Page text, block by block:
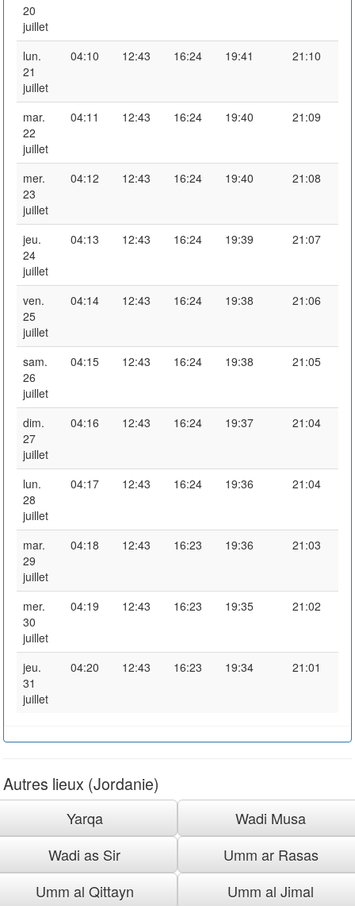
20
juillet
lun.
21
juillet
04:10 12:43 16:24 19:41 21:10
mar.
22
juillet
04:11 12:43 16:24 19:40 21:09
mer.
23
juillet
04:12 12:43 16:24 19:40 21:08
jeu.
24
juillet
04:13 12:43 16:24 19:39 21:07
ven.
25
juillet
04:14 12:43 16:24 19:38 21:06
sam.
26
juillet
04:15 12:43 16:24 19:38 21:05
dim.
27
juillet
04:16 12:43 16:24 19:37 21:04
lun.
28
juillet
04:17 12:43 16:24 19:36 21:04
mar.
29
juillet
04:18 12:43 16:23 19:36 21:03
mer.
30
juillet
04:19 12:43 16:23 19:35 21:02
jeu.
31
juillet
04:20 12:43 16:23 19:34 21:01
Autres lieux (Jordanie)
Yarqa
Wadi Musa
Wadi as Sir
Umm ar Rasas
Umm al Qittayn
Umm al Jimal